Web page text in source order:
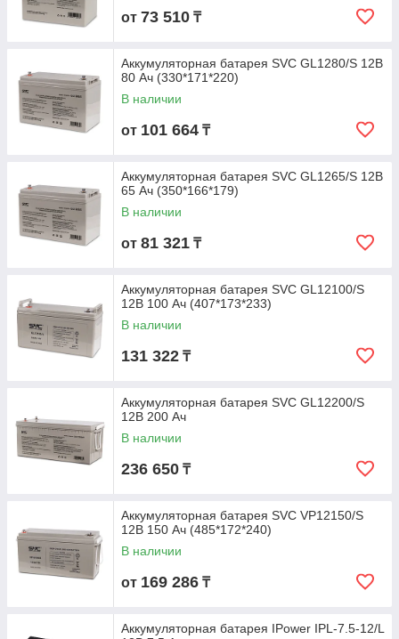
от 73 510 ₸
Аккумуляторная батарея SVC GL1280/S 12В
80 Ач (330*171*220)
В наличии
от 101 664 ₸
Аккумуляторная батарея SVC GL1265/S 12В
65 Ач (350*166*179)
В наличии
от 81 321 ₸
Аккумуляторная батарея SVC GL12100/S
12В 100 Ач (407*173*233)
В наличии
131 322 ₸
Аккумуляторная батарея SVC GL12200/S
12В 200 Ач
В наличии
236 650 ₸
Аккумуляторная батарея SVC VP12150/S
12В 150 Ач (485*172*240)
В наличии
от 169 286 ₸
Аккумуляторная батарея IPower IPL-7.5-12/L